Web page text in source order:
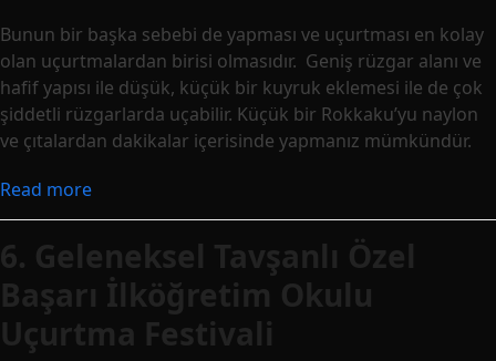
Bunun bir başka sebebi de yapması ve uçurtması en kolay
olan uçurtmalardan birisi olmasıdır. Geniş rüzgar alanı ve
hafif yapısı ile düşük, küçük bir kuyruk eklemesi ile de çok
şiddetli rüzgarlarda uçabilir. Küçük bir Rokkaku’yu naylon
ve çıtalardan dakikalar içerisinde yapmanız mümkündür.
Read more
6. Geleneksel Tavşanlı Özel
Başarı İlköğretim Okulu
Uçurtma Festivali